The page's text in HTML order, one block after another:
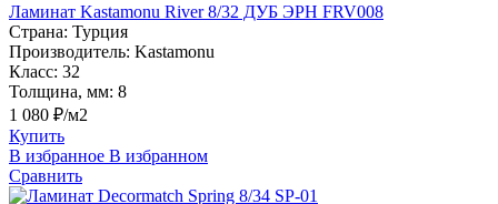
Ламинат Kastamonu River 8/32 ДУБ ЭРН FRV008
Страна: Турция
Производитель: Kastamonu
Класс: 32
Толщина, мм: 8
1 080 ₽/м2
Купить
В избранное В избранном
Сравнить